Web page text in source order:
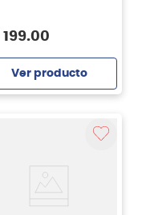
199.00
Ver producto